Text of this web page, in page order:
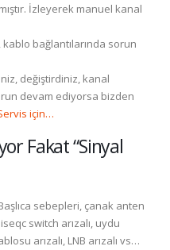
İzleyerek manuel kanal
bağlantılarında sorun
değiştirdiniz, kanal
devam ediyorsa bizden
için…
Fakat “Sinyal
sebepleri, çanak anten
switch arızalı, uydu
arızalı, LNB arızalı vs…